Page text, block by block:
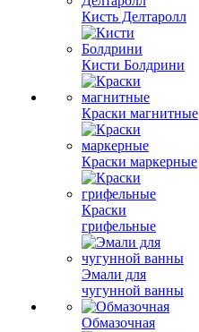
Кисть Делтаролл
Кисти Болдрини
Краски магнитные
Краски маркерные
Краски
грифельные
Эмали для
чугунной ванны
Обмазочная